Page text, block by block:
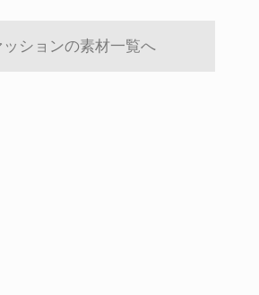
ッションの素材一覧へ